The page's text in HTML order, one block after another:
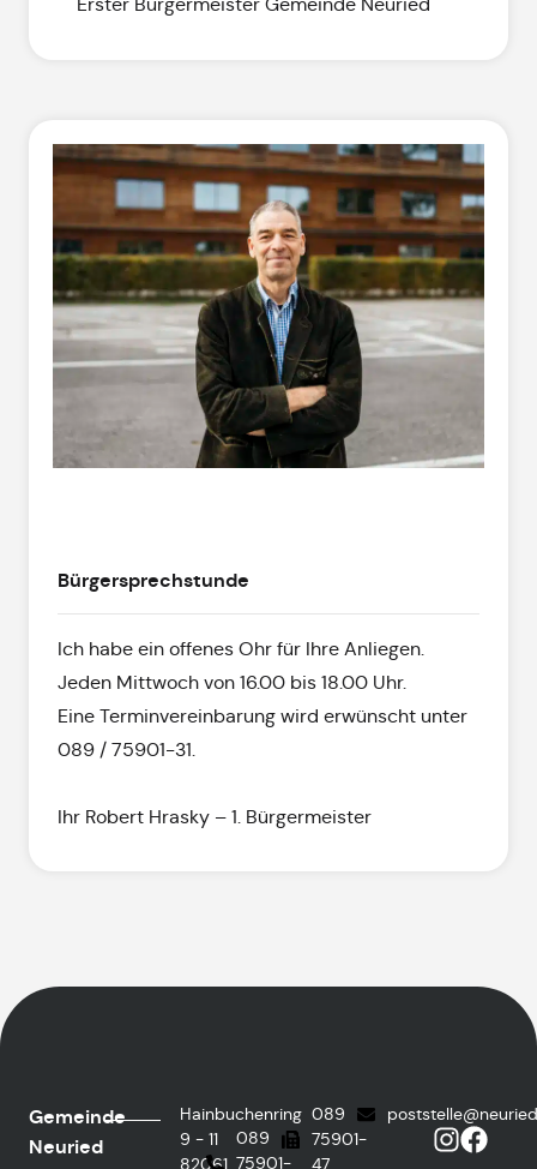
Bürgersprechstunde
Ich habe ein offenes Ohr für Ihre Anliegen.
Jeden Mittwoch von 16.00 bis 18.00 Uhr.
Eine Terminvereinbarung wird erwünscht unter
089 / 75901-31.
Ihr Robert Hrasky – 1. Bürgermeister
Gemeinde
Neuried
Hainbuchenring
9 - 11
82061
089
75901-
089
75901-
47